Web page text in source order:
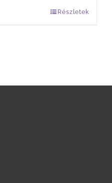
Részletek